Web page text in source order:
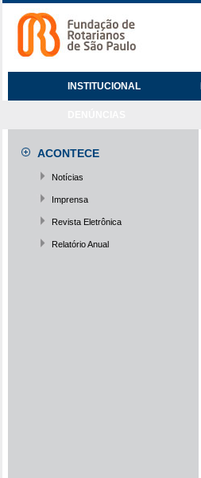
INSTITUCIONAL
ACONTECE
Notícias
Imprensa
Revista Eletrônica
Relatório Anual